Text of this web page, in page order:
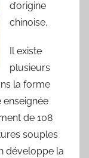
d’origine
chinoise.
Il existe
plusieurs
la forme
enseignée
de 108
souples
développe la